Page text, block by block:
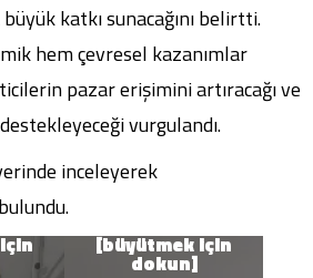
katkı sunacağını belirtti.
hem çevresel kazanımlar
pazar erişimini artıracağı ve
vurgulandı.
inceleyerek